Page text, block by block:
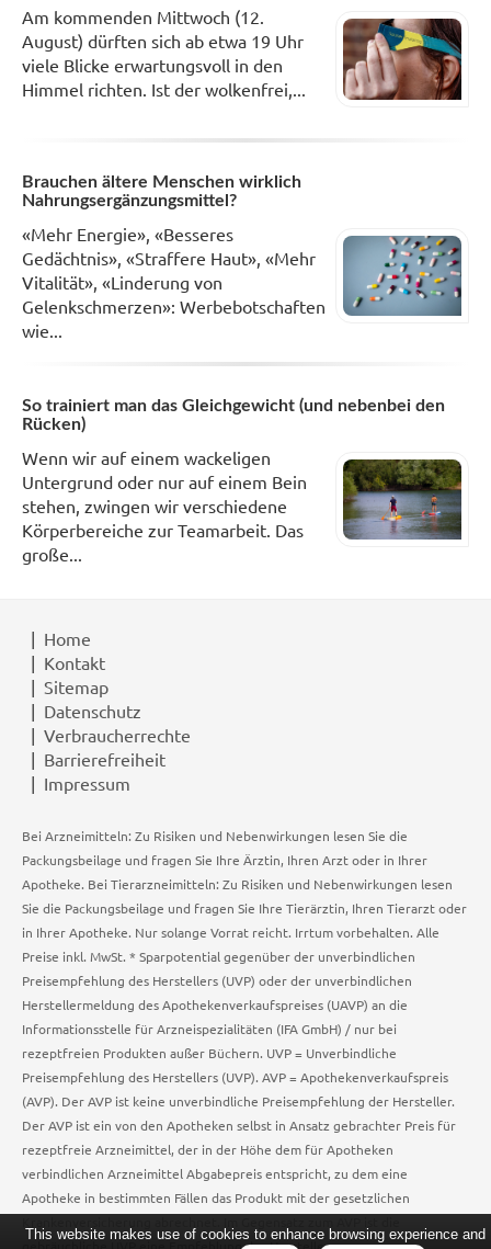
Am kommenden Mittwoch (12.
August) dürften sich ab etwa 19 Uhr
viele Blicke erwartungsvoll in den
Himmel richten. Ist der wolkenfrei,...
Brauchen ältere Menschen wirklich
Nahrungsergänzungsmittel?
«Mehr Energie», «Besseres
Gedächtnis», «Straffere Haut», «Mehr
Vitalität», «Linderung von
Gelenkschmerzen»: Werbebotschaften
wie...
So trainiert man das Gleichgewicht (und nebenbei den
Rücken)
Wenn wir auf einem wackeligen
Untergrund oder nur auf einem Bein
stehen, zwingen wir verschiedene
Körperbereiche zur Teamarbeit. Das
große...
Home
Kontakt
Sitemap
Datenschutz
Verbraucherrechte
Barrierefreiheit
Impressum
Bei Arzneimitteln: Zu Risiken und Nebenwirkungen lesen Sie die
Packungsbeilage und fragen Sie Ihre Ärztin, Ihren Arzt oder in Ihrer
Apotheke. Bei Tierarzneimitteln: Zu Risiken und Nebenwirkungen lesen
Sie die Packungsbeilage und fragen Sie Ihre Tierärztin, Ihren Tierarzt oder
in Ihrer Apotheke. Nur solange Vorrat reicht. Irrtum vorbehalten. Alle
Preise inkl. MwSt. * Sparpotential gegenüber der unverbindlichen
Preisempfehlung des Herstellers (UVP) oder der unverbindlichen
Herstellermeldung des Apothekenverkaufspreises (UAVP) an die
Informationsstelle für Arzneispezialitäten (IFA GmbH) / nur bei
rezeptfreien Produkten außer Büchern. UVP = Unverbindliche
Preisempfehlung des Herstellers (UVP). AVP = Apothekenverkaufspreis
(AVP). Der AVP ist keine unverbindliche Preisempfehlung der Hersteller.
Der AVP ist ein von den Apotheken selbst in Ansatz gebrachter Preis für
rezeptfreie Arzneimittel, der in der Höhe dem für Apotheken
verbindlichen Arzneimittel Abgabepreis entspricht, zu dem eine
Apotheke in bestimmten Fällen das Produkt mit der gesetzlichen
This website makes use of cookies to enhance browsing experience and